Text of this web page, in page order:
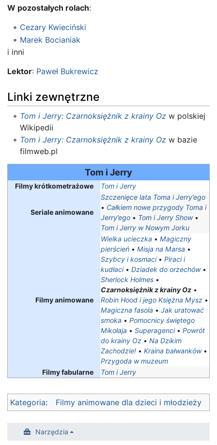
W pozostałych rolach:
Cezary Kwieciński
Marek Bocianiak
i inni
Lektor: Paweł Bukrewicz
Linki zewnętrzne
Tom i Jerry: Czarnoksiężnik z krainy Ozw polskiej
Wikipedii
Tom i Jerry: Czarnoksiężnik z krainy Ozw bazie
filmweb.pl
Tom i Jerry
Filmy krótkometrażowe Tom i Jerry
Seriale animowane
Szczenięce lata Toma i Jerry’ego
• Całkiem nowe przygody Toma i
Jerry’ego • Tom i Jerry Show•
Tom i Jerry w Nowym Jorku
Filmy animowane
Wielka ucieczka • Magiczny
pierścień • Misja na Marsa •
Szybcy i kosmaci• Piraci i
kudłaci• Dziadek do orzechów•
Sherlock Holmes •
Czarnoksiężnik z krainy Oz •
Robin Hood i jego Księżna Mysz •
Magiczna fasola • Jak uratować
smoka • Pomocnicy świętego
Mikołaja • Superagenci• Powrót
do krainy Oz • Na Dzikim
Zachodzie! • Kraina bałwanków•
Przygoda w muzeum
Filmy fabularne
Tom i Jerry
Kategoria: Filmy animowane dla dzieci i młodzieży
Narzędzia